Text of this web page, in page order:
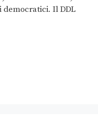
Il DDL